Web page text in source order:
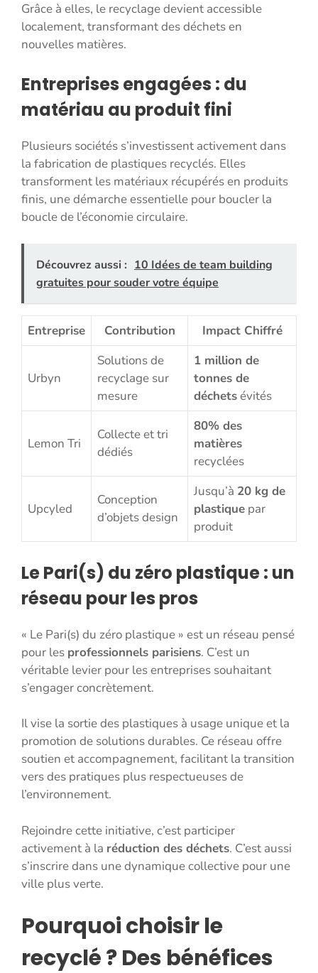
Grâce à elles, le recyclage devient accessible
localement, transformant des déchets en
nouvelles matières.
Entreprises engagées : du
matériau au produit fini
Plusieurs sociétés s’investissent activement dans
la fabrication de plastiques recyclés. Elles
transforment les matériaux récupérés en produits
finis, une démarche essentielle pour boucler la
boucle de l’économie circulaire.
Découvrez aussi : 10 Idées de team building
gratuites pour souder votre équipe
Entreprise Contribution Impact Chiffré
Urbyn
Solutions de
recyclage sur
mesure
1 million de
tonnes de
déchetsévités
Lemon Tri
Collecte et tri
dédiés
80% des
matières
recyclées
Upcyled
Conception
d’objets design
Jusqu’à 20 kg de
plastique par
produit
Le Pari(s) du zéro plastique : un
réseau pour les pros
« Le Pari(s) du zéro plastique » est un réseau pensé
pour les professionnels parisiens. C’est un
véritable levier pour les entreprises souhaitant
s’engager concrètement.
Il vise la sortie des plastiques à usage unique et la
promotion de solutions durables. Ce réseau offre
soutien et accompagnement, facilitant la transition
vers des pratiques plus respectueuses de
l’environnement.
Rejoindre cette initiative, c’est participer
activement à la réduction des déchets. C’est aussi
s’inscrire dans une dynamique collective pour une
ville plus verte.
Pourquoi choisir le
recyclé ? Des bénéfices